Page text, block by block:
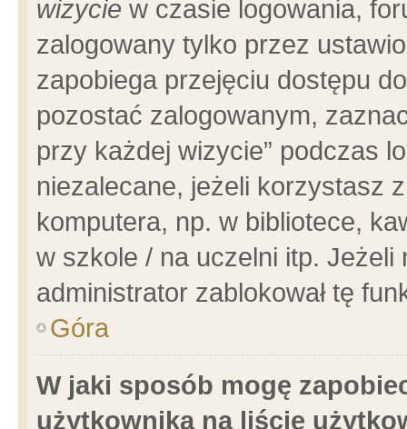
wizycie w czasie logowania,
zalogowany tylko przez
zapobiega przejęciu dostępu
pozostać zalogowanym,
przy każdej wizycie” podczas
niezalecane, jeżeli korzystasz
komputera, np. w bibliotece,
w szkole / na uczelni itp.
administrator zablokował tę
Góra
W jaki sposób mogę
użytkownika na liście